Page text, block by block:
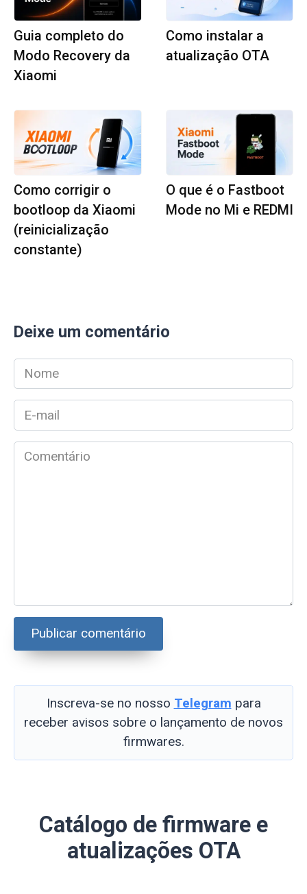
Guia completo do
Modo Recovery da
Xiaomi
Como instalar a
atualização OTA
Como corrigir o
bootloop da Xiaomi
(reinicialização
constante)
O que é o Fastboot
Mode no Mi e REDMI
Deixe um comentário
Nome
*
mail
*Comentário
Inscreva-se no nosso Telegram para
receber avisos sobre o lançamento de novos
firmwares.
Catálogo de firmware e
atualizações OTA